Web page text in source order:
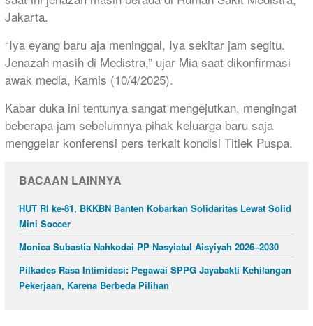
Jakarta.
“Iya eyang baru aja meninggal, Iya sekitar jam segitu.
Jenazah masih di Medistra,” ujar Mia saat dikonfirmasi
awak media, Kamis (10/4/2025).
Kabar duka ini tentunya sangat mengejutkan, mengingat
beberapa jam sebelumnya pihak keluarga baru saja
menggelar konferensi pers terkait kondisi Titiek Puspa.
BACAAN LAINNYA
HUT RI ke-81, BKKBN Banten Kobarkan Solidaritas Lewat Solid
Mini Soccer
Monica Subastia Nahkodai PP Nasyiatul Aisyiyah 2026–2030
Pilkades Rasa Intimidasi: Pegawai SPPG Jayabakti Kehilangan
Pekerjaan, Karena Berbeda Pilihan